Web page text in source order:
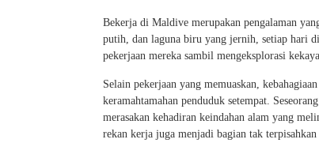
Bekerja di Maldive merupakan pengalaman
putih, dan laguna biru yang jernih, setiap hari
pekerjaan mereka sambil mengeksplorasi
Selain pekerjaan yang memuaskan,
keramahtamahan penduduk setempat.
merasakan kehadiran keindahan alam yang
rekan kerja juga menjadi bagian tak